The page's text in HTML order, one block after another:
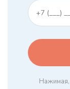
Нажимая,